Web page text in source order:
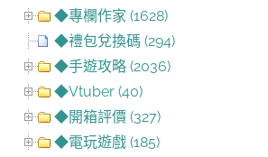
◆專欄作家 (1628)
◆禮包兌換碼 (294)
◆手遊攻略 (2036)
◆Vtuber (40)
◆開箱評價 (327)
◆電玩遊戲 (185)